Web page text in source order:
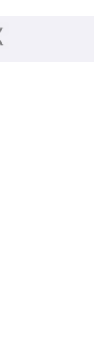
位于样品上方的2
输出。
加电断电测试。
光谱范围，包括用
兹光谱